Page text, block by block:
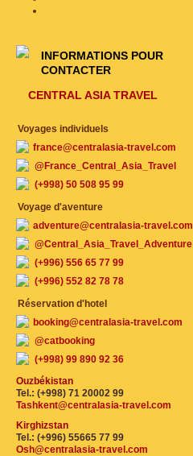
INFORMATIONS POUR
CONTACTER
CENTRAL ASIA TRAVEL
Voyages individuels
france@centralasia-travel.com
@France_Central_Asia_Travel
(+998) 50 508 95 99
Voyage d'aventure
adventure@centralasia-travel.com
@Central_Asia_Travel_Adventure
(+996) 556 65 77 99
(+996) 552 82 78 78
Réservation d'hotel
booking@centralasia-travel.com
@catbooking
(+998) 99 890 92 36
Ouzbékistan
Tel.: (+998) 71 20002 99
Tashkent@centralasia-travel.com
Kirghizstan
Tel.: (+996) 55665 77 99
Osh@centralasia-travel.com